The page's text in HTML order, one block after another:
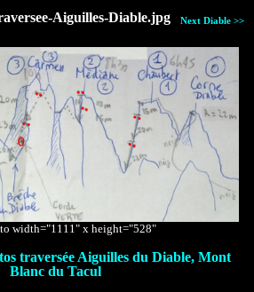
Aiguilles-Diable.jpg Next Diable >>
width="1111" x height="528"
traversée Aiguilles du Diable, Mont
Blanc du Tacul